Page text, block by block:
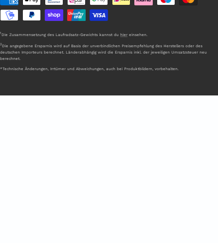
1 Die Zusammensetzung des Laufradsatz-Gewichts kannst du hier einsehen.
2Die angegebene Ersparnis wird auf Basis der unverbindlichen Preisempfehlung des Herstellers oder des
deutschen Importeurs berechnet. Länderabhängig wird die Ersparnis inkl. der jeweiligen Umsatzsteuer neu
berechnet.
*Technische Änderungen, Irrtümer und Abweichungen, auch bei Produktbildern, vorbehalten.